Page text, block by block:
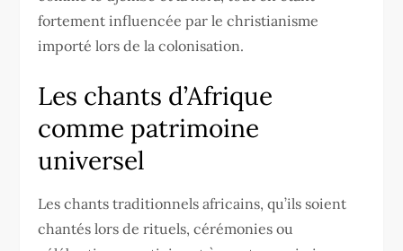
fortement influencée par le christianisme
importé lors de la colonisation.
Les chants d’Afrique
comme patrimoine
universel
Les chants traditionnels africains, qu’ils soient
chantés lors de rituels, cérémonies ou